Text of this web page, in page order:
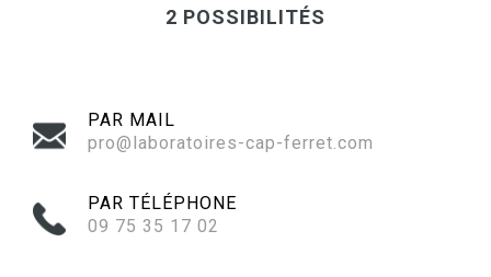
2 POSSIBILITÉS
PAR MAIL
pro@laboratoires-cap-ferret.com
PAR TÉLÉPHONE
09 75 35 17 02‬